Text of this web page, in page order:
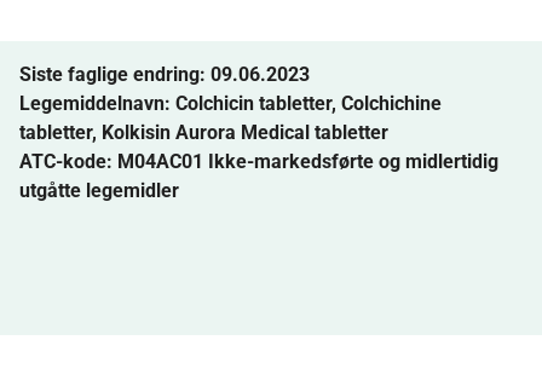
Siste faglige endring: 09.06.2023
Legemiddelnavn: Colchicin tabletter, Colchichine
tabletter, Kolkisin Aurora Medical tabletter
ATC-kode: M04AC01 Ikke-markedsførte og midlertidig
utgåtte legemidler